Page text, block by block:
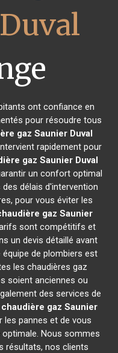
ont confiance en
pour résoudre tous
gaz Saunier Duval
rapidement pour
gaz Saunier Duval
un confort optimal
délais d'intervention
pour vous éviter les
gaz Saunier
sont compétitifs et
un devis détaillé avant
de plombiers est
les chaudières gaz
soient anciennes ou
des services de
chaudière gaz Saunier
les pannes et de vous
Nous sommes
résultats, nos clients